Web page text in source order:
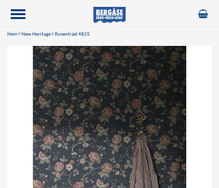
Hem New Heritage Rosenträd 4825